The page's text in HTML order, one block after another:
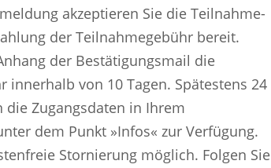
akzeptieren Sie die Teilnahme-
der Teilnahmegebühr bereit.
der Bestätigungsmail die
innerhalb von 10 Tagen. Spätestens 24
Zugangsdaten in Ihrem
dem Punkt »Infos« zur Verfügung.
Stornierung möglich. Folgen Sie